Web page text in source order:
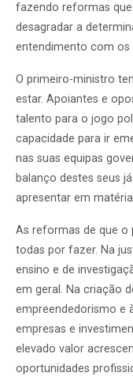
fazendo reformas
desagradar a
entendimento com os
O primeiro-ministro
estar. Apoiantes e
talento para o jogo
capacidade para ir
nas suas equipas
balanço destes seus
apresentar em
As reformas de que o
todas por fazer. Na
ensino e de
em geral. Na criação
empreendedorismo e
empresas e
elevado valor
oportunidades